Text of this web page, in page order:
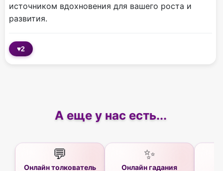
источником вдохновения для вашего роста и
развития.
♥2
А еще у нас есть...
💬
Онлайн толкователь
✨
Онлайн гадания